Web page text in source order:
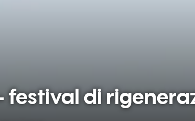
festival di